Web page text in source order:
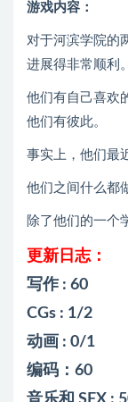
游戏内容：
对于河滨学院的
进展得非常顺利。
他们有自己喜欢
他们有彼此。
事实上，他们最
他们之间什么都
除了他们的一个
更新日志：
写作 : 60
CGs : 1/2
动画 : 0/1
编码：60